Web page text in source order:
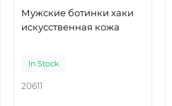
Мужские ботинки хаки
искусственная кожа
In Stock
20611